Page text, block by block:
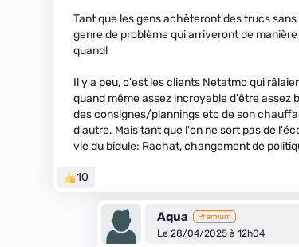
Tant que les gens achèteront des trucs
genre de problème qui arriveront de
quand!
Il y a peu, c'est les clients Netatmo qui
quand même assez incroyable d'être assez
des consignes/plannings etc de son
d'autre. Mais tant que l'on ne sort pas de
vie du bidule: Rachat, changement de
10
Aqua Premium
Le 28/04/2025 à 12h04